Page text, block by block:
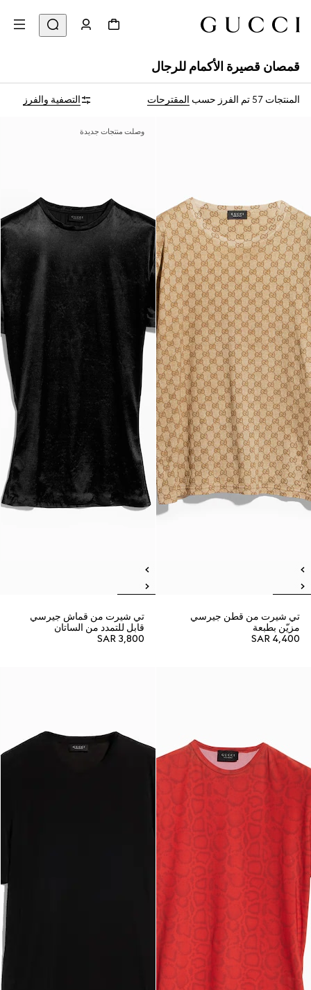
قمصان قصيرة الأكمام للرجال
المنتجات 57 تم الفرز حسب المقترحات التصفية والفرز
تي شيرت من قطن جيرسي
مزيّن بطبعة
SAR 4,400
وصلت منتجات جديدة
تي شيرت من قماش جيرسي
قابل للتمدد من الساتان
SAR 3,800